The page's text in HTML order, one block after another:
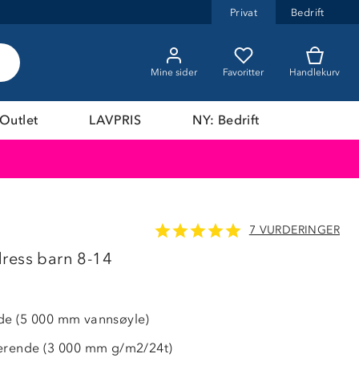
Privat Bedrift
Mine sider Favoritter Handlekurv
LAVPRIS NY: Bedrift
7 VURDERINGER
barn 8-14
(5 000 mm vannsøyle)
(3 000 mm g/m2/24t)